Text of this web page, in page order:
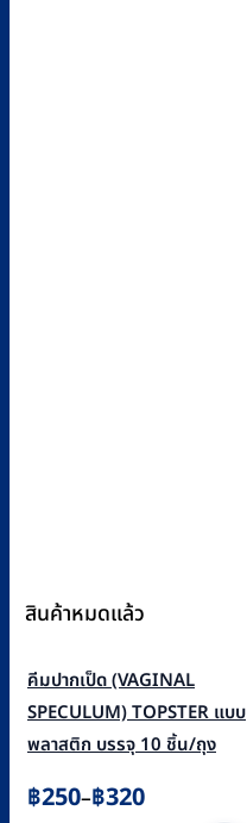
สินค้าหมดแล้ว
คีมปากเป็ด (VAGINAL
SPECULUM) TOPSTER แบบ
พลาสติก บรรจุ 10 ชิ้น/ถุง
฿250–฿320
Price